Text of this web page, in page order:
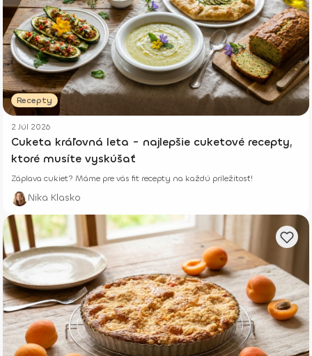
Recepty
2 Júl 2026
Cuketa kráľovná leta - najlepšie cuketové recepty,
ktoré musíte vyskúšať
Záplava cukiet? Máme pre vás fit recepty na každú príležitosť!
Nika Klasko